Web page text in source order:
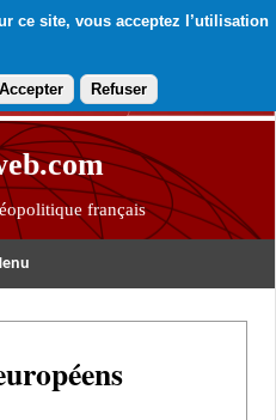
ce site, vous acceptez l’utilisation
Accepter Refuser
français